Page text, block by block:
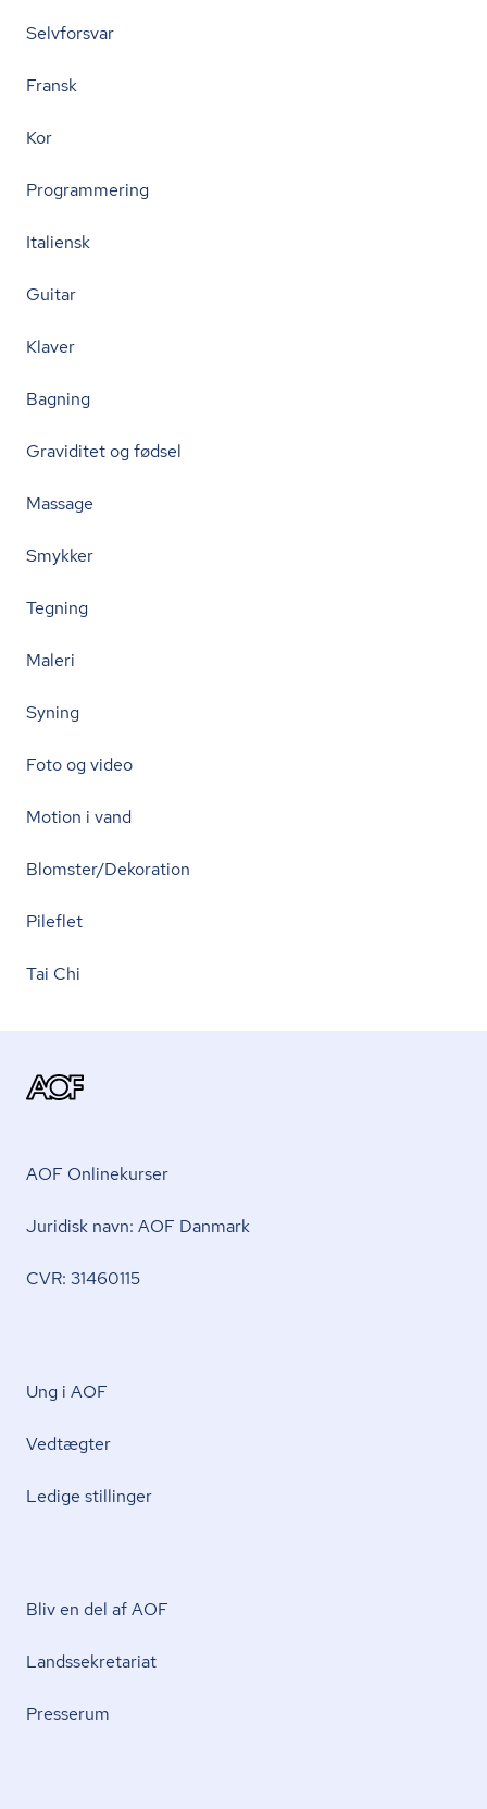
Selvforsvar
Fransk
Kor
Programmering
Italiensk
Guitar
Klaver
Bagning
Graviditet og fødsel
Massage
Smykker
Tegning
Maleri
Syning
Foto og video
Motion i vand
Blomster/Dekoration
Pileflet
Tai Chi
AOF Onlinekurser
Juridisk navn: AOF Danmark
CVR: 31460115
Ung i AOF
Vedtægter
Ledige stillinger
Bliv en del af AOF
Lands­se­kre­ta­ri­at
Presserum